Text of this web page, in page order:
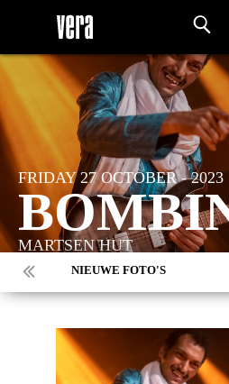
FRIDAY 27 OCTOBER - 2023
MARTSEN HUT
NIEUWE FOTO'S